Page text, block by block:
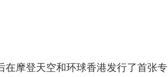
摩登天空和环球香港发行了首张专